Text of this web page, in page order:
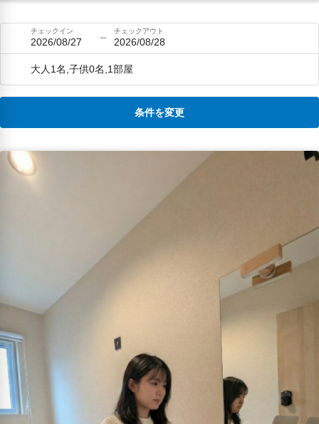
チェックイン
2026/08/27
チェックアウト
2026/08/28
大人1名,子供0名,1部屋
条件を変更